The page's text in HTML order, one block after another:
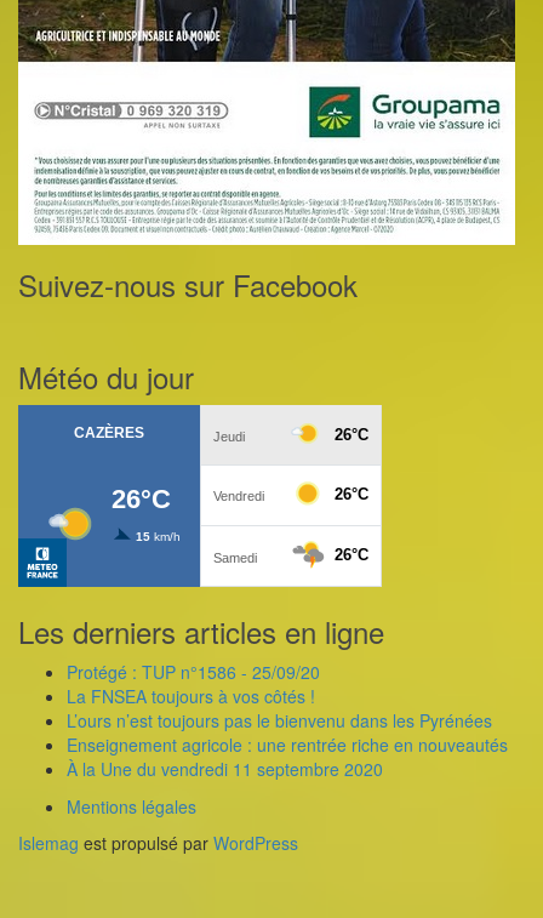
Suivez-nous sur Facebook
Météo du jour
Les derniers articles en ligne
Protégé : TUP n°1586 - 25/09/20
La FNSEA toujours à vos côtés !
L’ours n’est toujours pas le bienvenu dans les Pyrénées
Enseignement agricole : une rentrée riche en nouveautés
À la Une du vendredi 11 septembre 2020
Mentions légales
Islemag est propulsé par WordPress